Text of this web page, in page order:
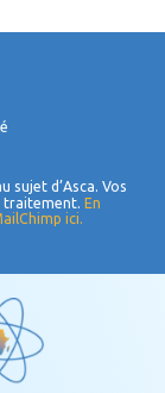
sujet d’Asca. Vos
traitement. En
ici.